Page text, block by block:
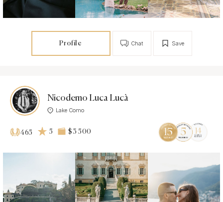
Profile Save
Chat
Nicodemo Luca Lucà
Lake Como
465 5 $3 500